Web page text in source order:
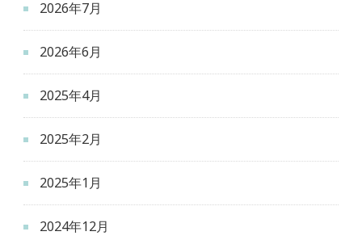
2026年7月
2026年6月
2025年4月
2025年2月
2025年1月
2024年12月